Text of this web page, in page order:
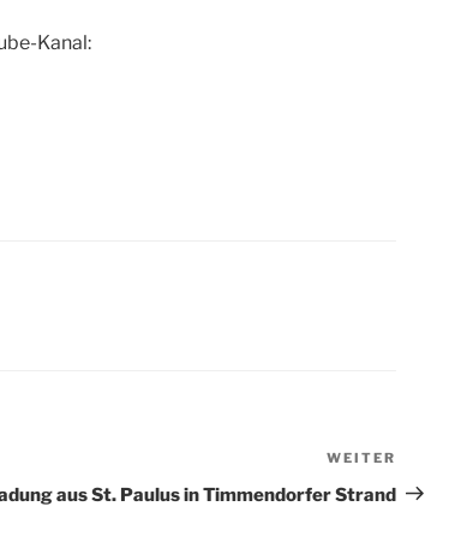
Kanal:
Beitrag
WEITER
aus St. Paulus in Timmendorfer Strand